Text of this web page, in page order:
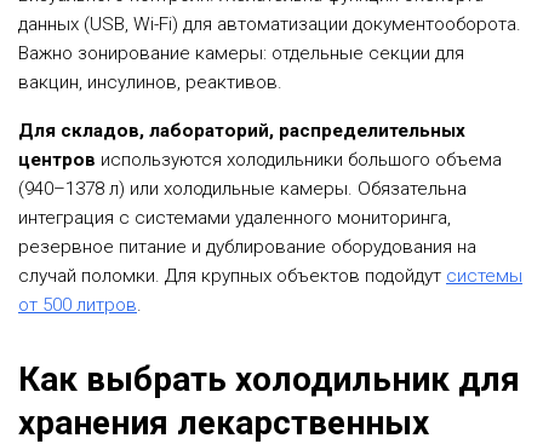
данных (USB, Wi-Fi) для автоматизации документооборота.
Важно зонирование камеры: отдельные секции для
вакцин, инсулинов, реактивов.
Для складов, лабораторий, распределительных
центров используются холодильники большого объема
(940–1378 л) или холодильные камеры. Обязательна
интеграция с системами удаленного мониторинга,
резервное питание и дублирование оборудования на
случай поломки. Для крупных объектов подойдут системы
от 500 литров.
Как выбрать холодильник для
хранения лекарственных